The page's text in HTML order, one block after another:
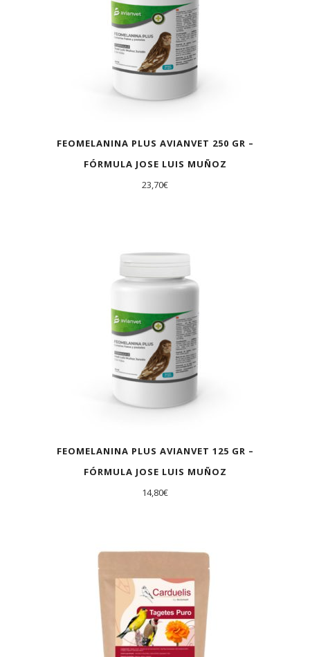
FEOMELANINA PLUS AVIANVET 250 GR –
FÓRMULA JOSE LUIS MUÑOZ
23,70€
FEOMELANINA PLUS AVIANVET 125 GR –
FÓRMULA JOSE LUIS MUÑOZ
14,80€